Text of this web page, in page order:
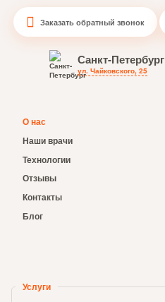
Санкт-Петербург
ул. Чайковского, 25
Заказать обратный звонок
О нас
Наши врачи
Технологии
Отзывы
Контакты
Блог
Услуги